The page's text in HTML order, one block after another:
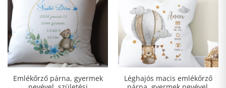
Emlékőrző párna, gyermek
Léghajós macis emlékőrző